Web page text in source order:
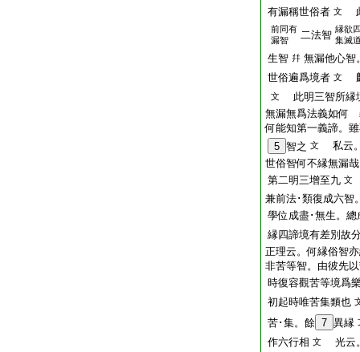
有漏稱世俗者 文
前同有
漏智
二法智 縁欲
集滅
生智 幷 無漏他心智
世俗遍爲境者 文
文
此明三智所縁
無漏無爲法義如何
何能知第一義諦。
5 智之 文
私云
世俗智何不縁無漏哉
第二明三增至九 文
兼前法･類復成六智
學位成盡･無生。總
縁四諦境有差別故
正理云。何縁俗智
非苦等智。由彼先
時復容觀苦等境爲
初起時唯苦集類也
苦･集。餘 7 異縁
作六行相 文
光云